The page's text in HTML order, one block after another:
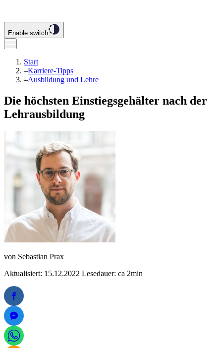
Enable switch
Start
–Karriere-Tipps
–Ausbildung und Lehre
Die höchsten Einstiegsgehälter nach der
Lehrausbildung
von Sebastian Prax
Aktualisiert: 15.12.2022 Lesedauer: ca 2min